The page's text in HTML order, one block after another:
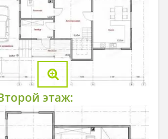
этаж: